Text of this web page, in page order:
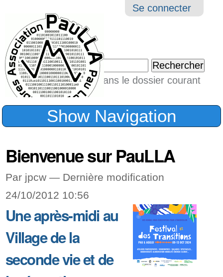
Outils
Se connecter
Chercher par
Seulement dans le dossier courant
Recherche
Show Navigation
Bienvenue sur PauLLA
Par jpcw — Dernière modification
24/10/2012 10:56
Une après-midi au
Village de la
seconde vie et de